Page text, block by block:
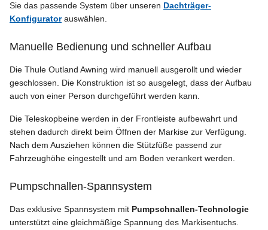
Sie das passende System über unseren Dachträger-
Konfiguratorauswählen.
Manuelle Bedienung und schneller Aufbau
Die Thule Outland Awning wird manuell ausgerollt und wieder
geschlossen. Die Konstruktion ist so ausgelegt, dass der Aufbau
auch von einer Person durchgeführt werden kann.
Die Teleskopbeine werden in der Frontleiste aufbewahrt und
stehen dadurch direkt beim Öffnen der Markise zur Verfügung.
Nach dem Ausziehen können die Stützfüße passend zur
Fahrzeughöhe eingestellt und am Boden verankert werden.
Pumpschnallen-Spannsystem
Das exklusive Spannsystem mit Pumpschnallen-Technologie
unterstützt eine gleichmäßige Spannung des Markisentuchs.